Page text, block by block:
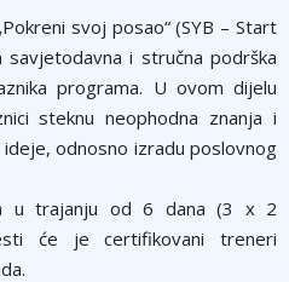
svoj posao“ (SYB – Start
savjetodavna i stručna podrška
programa. U ovom dijelu
steknu neophodna znanja i
odnosno izradu poslovnog
u trajanju od 6 dana (3 x 2
će je certifikovani treneri